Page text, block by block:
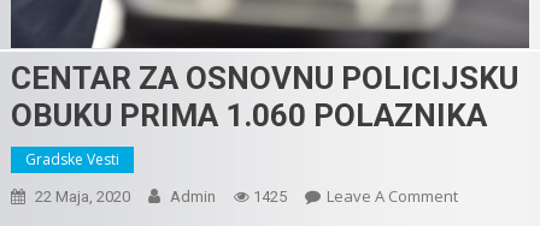
CENTAR ZA OSNOVNU POLICIJSKU
OBUKU PRIMA 1.060 POLAZNIKA
Gradske Vesti
22 Maja, 2020 Admin 1425 Leave A CommentOn